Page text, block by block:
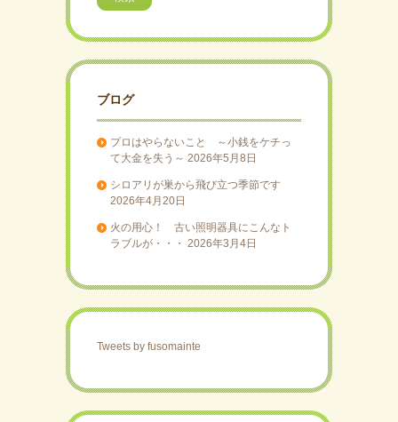
ブログ
プロはやらないこと ～小銭をケチっ
て大金を失う～ 2026年5月8日
シロアリが巣から飛び立つ季節です
2026年4月20日
火の用心！ 古い照明器具にこんなト
ラブルが・・・ 2026年3月4日
Tweets by fusomainte